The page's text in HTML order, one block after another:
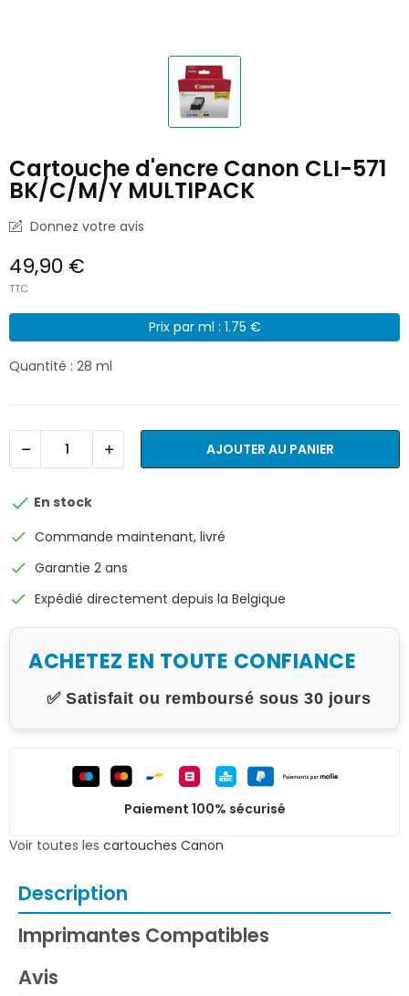
Cartouche d'encre Canon CLI-571
BK/C/M/Y MULTIPACK
Donnez votre avis
49,90 €
TTC
Prix par ml : 1.75 €
Quantité : 28 ml
AJOUTER AU PANIER
 En stock
check Commande maintenant, livré
check Garantie 2 ans
check Expédié directement depuis la Belgique
ACHETEZ EN TOUTE CONFIANCE
✅ Satisfait ou remboursé sous 30 jours
Paiement 100% sécurisé
Voir toutes les cartouches Canon
Description
Imprimantes Compatibles
Avis